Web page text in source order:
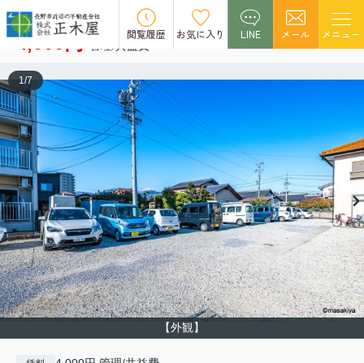
閲覧履歴 お気に入り LINE メール メニュー
栗田パーキング 空室1
4,000円
【外観】
1/7